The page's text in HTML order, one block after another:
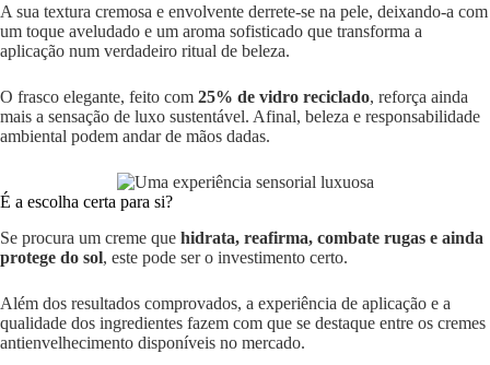
A sua textura cremosa e envolvente derrete-se na pele, deixando-a com
um toque aveludado e um aroma sofisticado que transforma a
aplicação num verdadeiro ritual de beleza.
O frasco elegante, feito com 25% de vidro reciclado, reforça ainda
mais a sensação de luxo sustentável. Afinal, beleza e responsabilidade
ambiental podem andar de mãos dadas.
É a escolha certa para si?
Se procura um creme que hidrata, reafirma, combate rugas e ainda
protege do sol, este pode ser o investimento certo.
Além dos resultados comprovados, a experiência de aplicação e a
qualidade dos ingredientes fazem com que se destaque entre os cremes
antienvelhecimento disponíveis no mercado.